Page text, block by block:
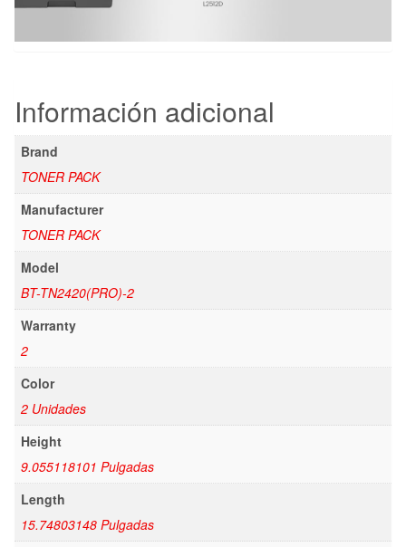
Información adicional
Brand
TONER PACK
Manufacturer
TONER PACK
Model
BT-TN2420(PRO)-2
Warranty
2
Color
2 Unidades
Height
9.055118101 Pulgadas
Length
15.74803148 Pulgadas